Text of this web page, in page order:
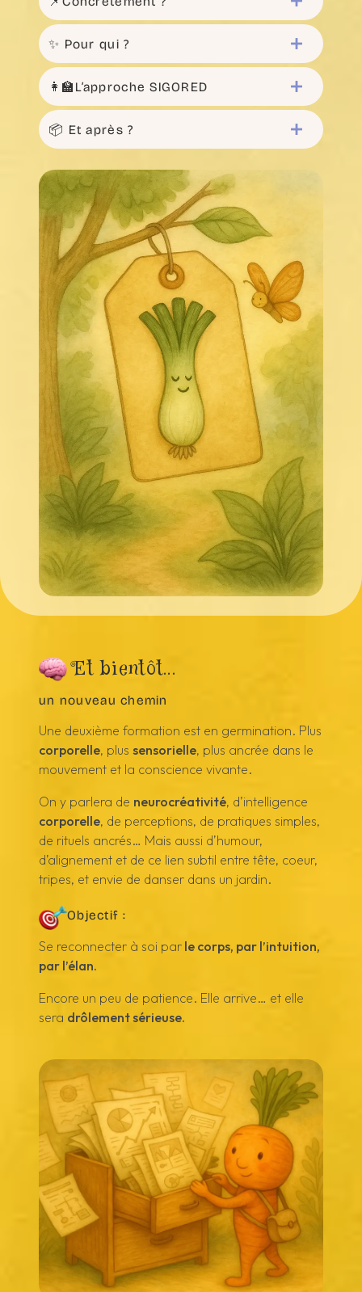
✨ Pour qui ?
👩‍🏫L’approche SIGORED
📦 Et après ?
Et bientôt...
un nouveau chemin
Une deuxième formation est en germination. Plus
corporelle, plus sensorielle, plus ancrée dans le
mouvement et la conscience vivante.
On y parlera de neurocréativité, d’intelligence
corporelle, de perceptions, de pratiques simples,
de rituels ancrés… Mais aussi d’humour,
d’alignement et de ce lien subtil entre tête, coeur,
tripes, et envie de danser dans un jardin.
Objectif :
Se reconnecter à soi par le corps, par l’intuition,
par l’élan.
Encore un peu de patience. Elle arrive… et elle
sera drôlement sérieuse.